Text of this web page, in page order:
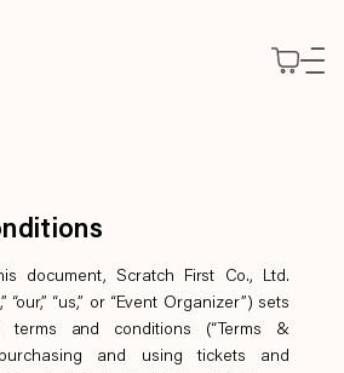
รา
ค์
ผ่านมา
2026
อก
ประเภทต่างๆ
วงหน้า
ผ่อนในThe Fields
ตัวงาน
2026
นอิสระ
document, Scratch First Co., Ltd.
“our,” “us,” or “Event Organizer”) sets
terms and conditions (“Terms &
and using tickets and